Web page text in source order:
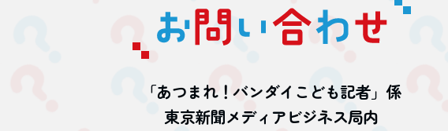
「あつまれ！バンダイこども記者」係
東京新聞メディアビジネス局内